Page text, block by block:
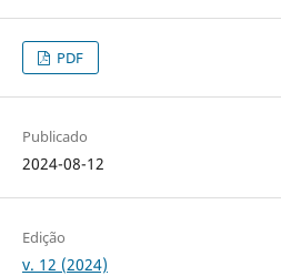
PDF
Publicado
2024-08-12
Edição
v. 12 (2024)